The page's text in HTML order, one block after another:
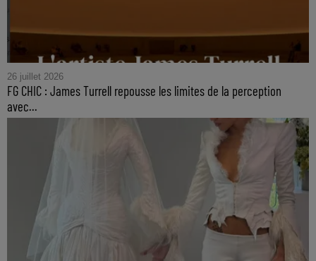
26 juillet 2026
FG CHIC : James Turrell repousse les limites de la perception
avec...